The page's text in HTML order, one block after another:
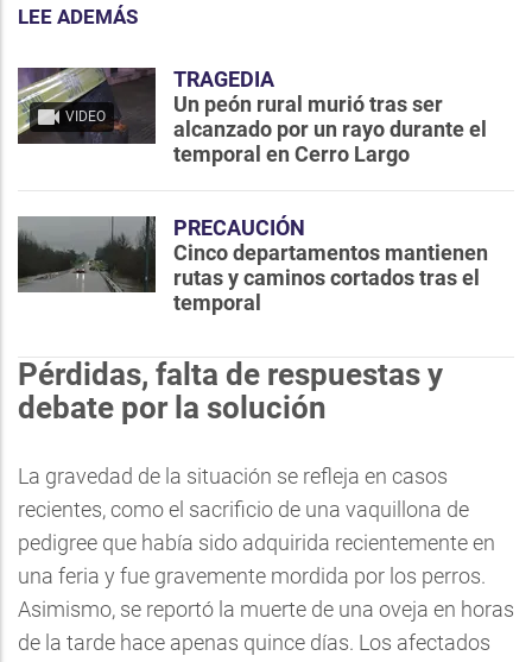
LEE ADEMÁS
VIDEO
TRAGEDIA
Un peón rural murió tras ser
alcanzado por un rayo durante el
temporal en Cerro Largo
PRECAUCIÓN
Cinco departamentos mantienen
rutas y caminos cortados tras el
temporal
Pérdidas, falta de respuestas y
debate por la solución
La gravedad de la situación se refleja en casos
recientes, como el sacrificio de una vaquillona de
pedigree que había sido adquirida recientemente en
una feria y fue gravemente mordida por los perros.
Asimismo, se reportó la muerte de una oveja en horas
de la tarde hace apenas quince días. Los afectados